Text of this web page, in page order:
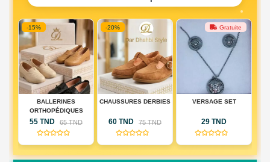
-20%
CHAUSSURES DERBIES
60 TND 75 TND
Gratuite
VERSAGE SET
29 TND
Gratuite
PACK MONTRE + PACK
79 TND